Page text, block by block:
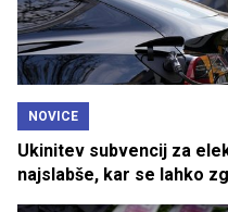
NOVICE
Ukinitev subvencij za
najslabše, kar se lahko